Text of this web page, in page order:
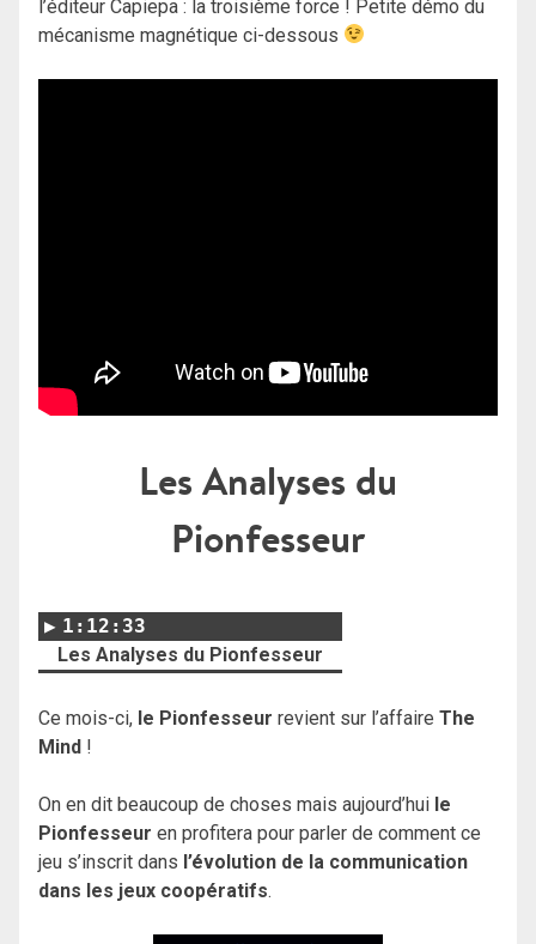
l’éditeur Capiepa : la troisième force ! Petite démo du
mécanisme magnétique ci-dessous
Les Analyses du
Pionfesseur
1:12:33
Les Analyses du Pionfesseur
Ce mois-ci, le Pionfesseur revient sur l’affaire The
Mind !
On en dit beaucoup de choses mais aujourd’hui le
Pionfesseur en profitera pour parler de comment ce
jeu s’inscrit dans l’évolution de la communication
dans les jeux coopératifs.